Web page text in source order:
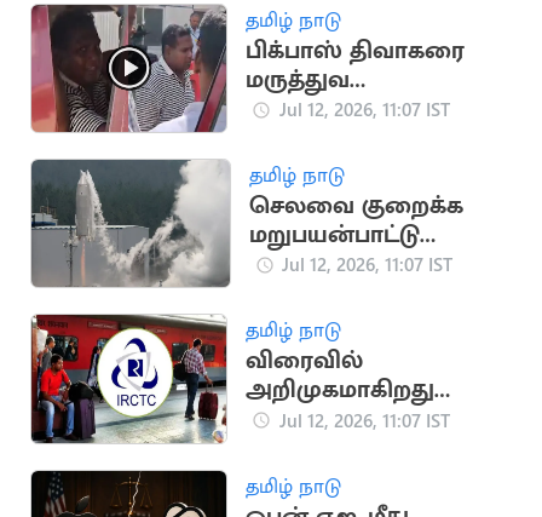
தமிழ் நாடு
பிக்பாஸ் திவாகரை
மருத்துவ
பரிசோதனைக்கு
போலீசார்
Jul 12, 2026, 11:07 IST
தமிழ் நாடு
செலவை குறைக்க
மறுபயன்பாட்டு
ராக்கெட்டை
சோதித்தது ஜப்பான்
Jul 12, 2026, 11:07 IST
தமிழ் நாடு
விரைவில்
அறிமுகமாகிறது
மேம்படுத்தப்பட்ட புதிய
இணையதளம்
Jul 12, 2026, 11:07 IST
தமிழ் நாடு